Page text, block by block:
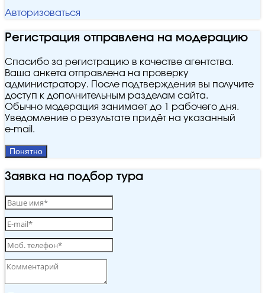
Авторизоваться
Регистрация отправлена на модерацию
Спасибо за регистрацию в качестве агентства.
Ваша анкета отправлена на проверку
администратору. После подтверждения вы получите
доступ к дополнительным разделам сайта.
Обычно модерация занимает до 1 рабочего дня.
Уведомление о результате придёт на указанный
e‑mail.
Понятно
Заявка на подбор тура